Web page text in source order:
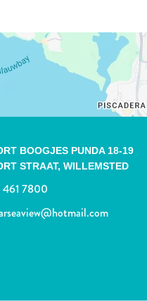
BOOGJES PUNDA 18-19
STRAAT, WILLEMSTED
7800